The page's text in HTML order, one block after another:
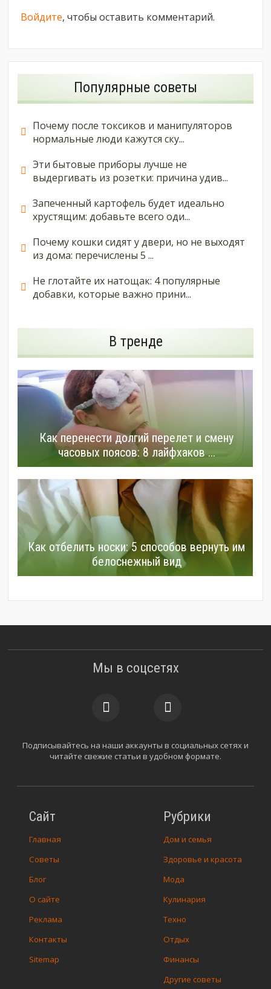
Войдите, чтобы оставить комментарий.
Популярные советы
Почему после токсиков и манипуляторов
нормальные люди кажутся ску...
Эти бытовые приборы лучше не
выдергивать из розетки: причина удив...
Запеченный картофель будет идеально
хрустящим: добавьте всего оди...
Почему кошки сидят у двери, но не выходят
из дома: перечислены 5 ...
Не глотайте их натощак: 4 популярные
добавки, которые важно прини...
В тренде
Как перенести долгий перелет и смену
часовых поясов: 8 лайфхаков ...
Как отбелить носки: 5 способов вернуть им
белоснежный вид
Сайт
Главная
Советы
Блог
О сайте
Реклама
Контакты
Sitemap
Рубрики
Дом и семья
Здоровье и красота
Мода
Кулинария
Техно
Отдых
Финансы
Другие советы
Мы в соцсетях
Подписывайтесь на наши аккаунты в социальных сетях и
читайте свежие статьи в удобном формате.